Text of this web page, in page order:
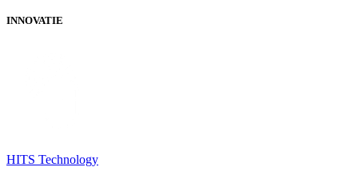
INNOVATIE
HITS Technology